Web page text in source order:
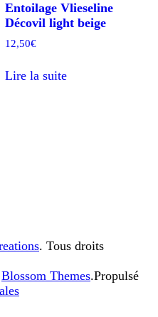
Entoilage Vlieseline
Décovil light beige
12,50€
Lire la suite
. Tous droits
Blossom Themes.Propulsé